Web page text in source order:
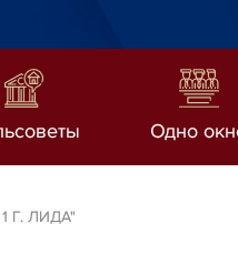
Одно
Г. ЛИДА"